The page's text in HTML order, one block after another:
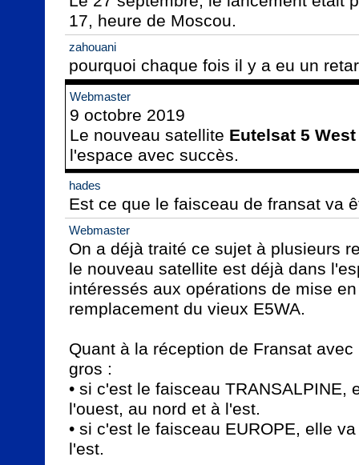
17, heure de Moscou.
zahouani
pourquoi chaque fois il y a eu un
Webmaster
9 octobre 2019
Le nouveau satellite Eutelsat 5 West
l'espace avec succès.
hades
Est ce que le faisceau de fransat va
Webmaster
On a déjà traité ce sujet à plusieurs
le nouveau satellite est déjà dans
intéressés aux opérations de mise
remplacement du vieux E5WA.
Quant à la réception de Fransat
gros :
• si c'est le faisceau TRANSALPINE,
l'ouest, au nord et à l'est.
• si c'est le faisceau EUROPE, elle
l'est.